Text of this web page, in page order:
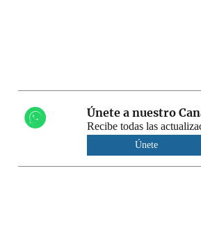
Únete a nuestro
Recibe todas las
Únete